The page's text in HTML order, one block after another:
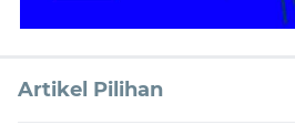
Artikel Pilihan